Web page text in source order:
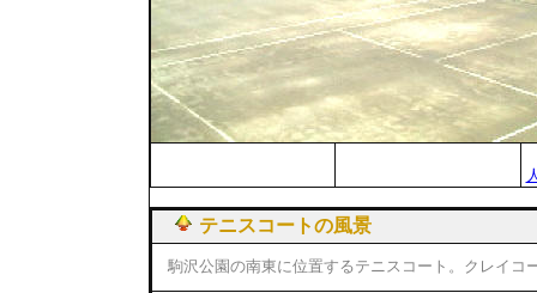
テニスコートの風景
駒沢公園の南東に位置するテニスコート。クレイコ